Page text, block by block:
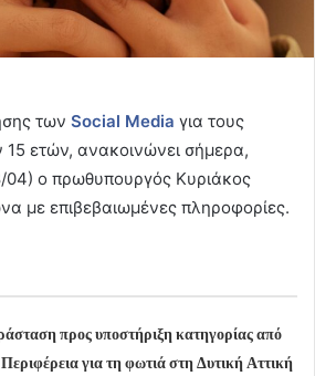
των Social Media για τους
ετών, ανακοινώνει σήμερα,
ο πρωθυπουργός Κυριάκος
με επιβεβαιωμένες πληροφορίες.
προς υποστήριξη κατηγορίας από
για τη φωτιά στη Δυτική Αττική